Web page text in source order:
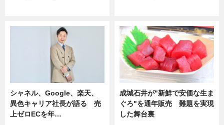
シャネル、Google、楽天、
異色キャリア社長が語る 売
上ゼロECを年…
成城石井が"新鮮で安価な生ま
ぐろ"を通年販売 難題を実現
した舞台裏